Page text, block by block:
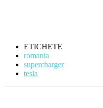
ETICHETE
romania
supercharger
tesla